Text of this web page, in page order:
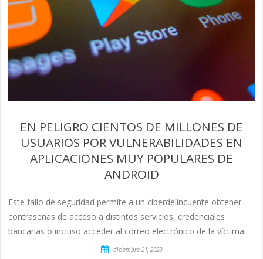
EN PELIGRO CIENTOS DE MILLONES DE
USUARIOS POR VULNERABILIDADES EN
APLICACIONES MUY POPULARES DE
ANDROID
Este fallo de seguridad permite a un ciberdelincuente obtener
contraseñas de acceso a distintos servicios, credenciales
bancarias o incluso acceder al correo electrónico de la víctima.
diciembre 21, 2020